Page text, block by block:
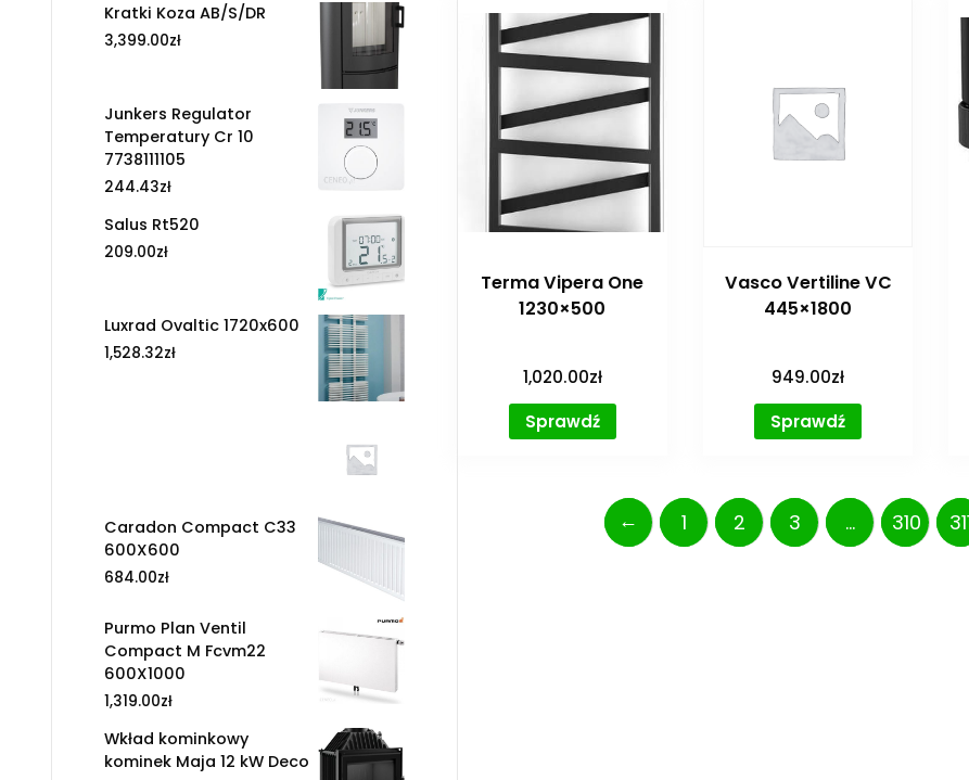
Terma Vipera One
1230×500
1,020.00zł
Sprawdź
Vasco Vertiline VC
445×1800
949.00zł
Sprawdź
← 1 2 3 … 310
Kratki Koza AB/S/DR
3,399.00zł
Junkers Regulator
Temperatury Cr 10
7738111105
244.43zł
Salus Rt520
209.00zł
Luxrad Ovaltic 1720x600
1,528.32zł
Caradon Compact C33
600X600
684.00zł
Purmo Plan Ventil
Compact M Fcvm22
600X1000
1,319.00zł
Wkład kominkowy
kominek Maja 12 kW Deco